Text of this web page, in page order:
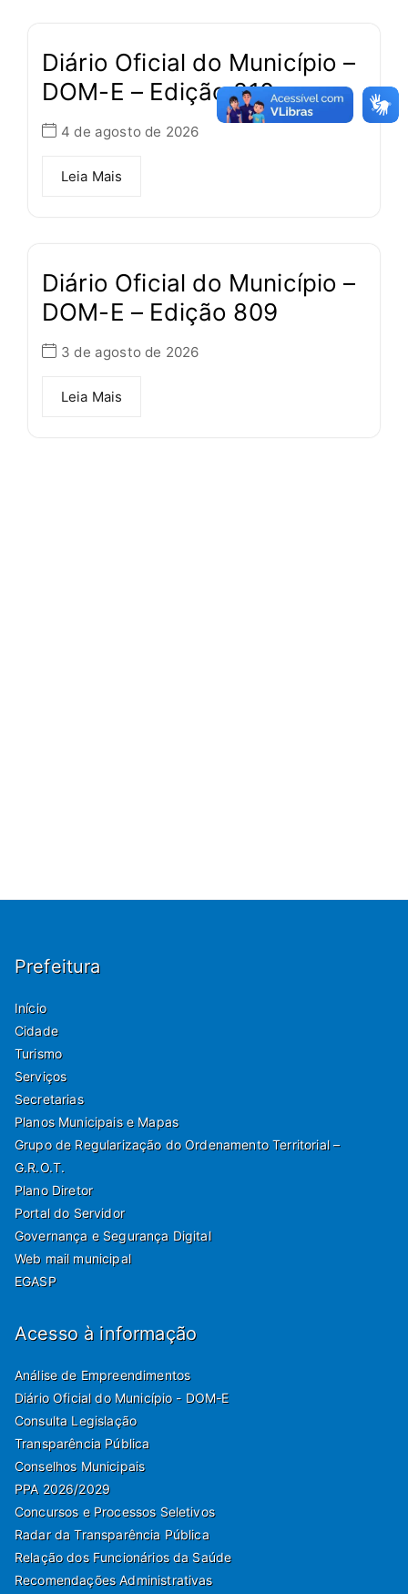
Diário Oficial do Município –
DOM-E – Edição 810
4 de agosto de 2026
Leia Mais
Diário Oficial do Município –
DOM-E – Edição 809
3 de agosto de 2026
Leia Mais
Prefeitura
Início
Cidade
Turismo
Serviços
Secretarias
Planos Municipais e Mapas
Grupo de Regularização do Ordenamento Territorial –
G.R.O.T.
Plano Diretor
Portal do Servidor
Governança e Segurança Digital
Web mail municipal
EGASP
Acesso à informação
Análise de Empreendimentos
Diário Oficial do Município - DOM-E
Consulta Legislação
Transparência Pública
Conselhos Municipais
PPA 2026/2029
Concursos e Processos Seletivos
Radar da Transparência Pública
Relação dos Funcionários da Saúde
Recomendações Administrativas